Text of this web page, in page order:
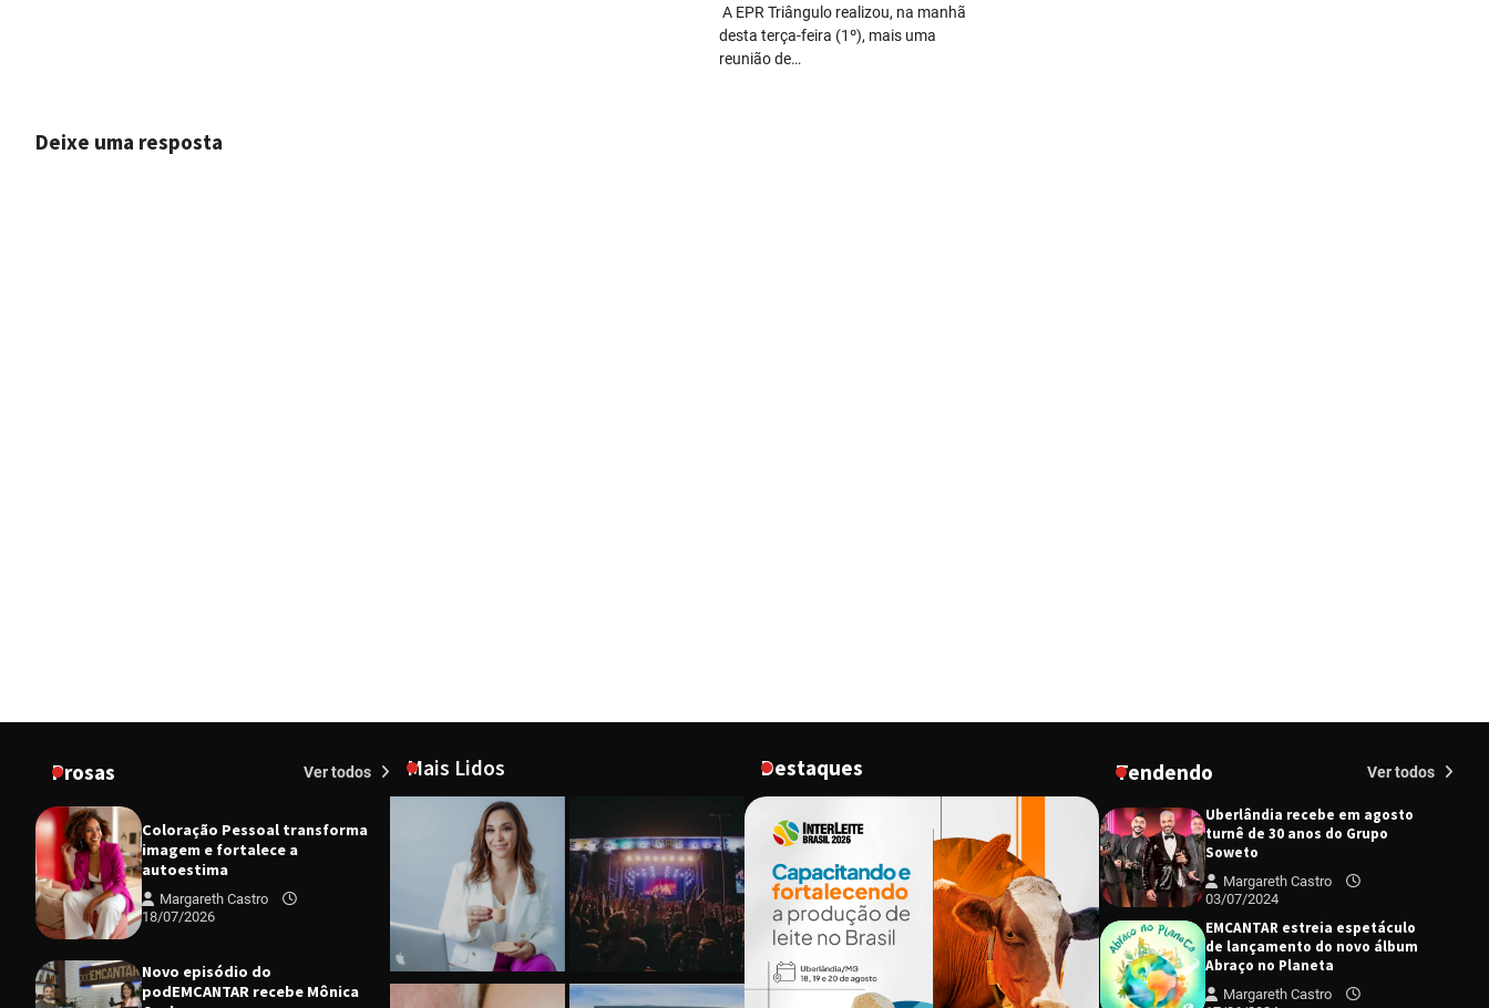
A EPR Triângulo realizou, na manhã
desta terça-feira (1º), mais uma
reunião de…
Deixe uma resposta
Prosas Ver todos
Coloração Pessoal transforma
imagem e fortalece a
autoestima
Margareth Castro
18/07/2026
Novo episódio do
podEMCANTAR recebe Mônica
Mais Lidos Destaques Tendendo Ver todos
curso gratuito de Tricologia e
Uberlândia recebe em agosto
turnê de 30 anos do Grupo
Soweto
Margareth Castro
03/07/2024
EMCANTAR estreia espetáculo
de lançamento do novo álbum
Abraço no Planeta
Margareth Castro